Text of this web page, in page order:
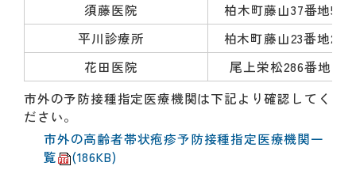
須藤医院
柏木町藤山37番地5
平川診療所
柏木町藤山23番地2
花田医院
尾上栄松286番地
市外の予防接種指定医療機関は下記より確認してく
ださい。
市外の高齢者帯状疱疹予防接種指定医療機関一
覧
(186KB)